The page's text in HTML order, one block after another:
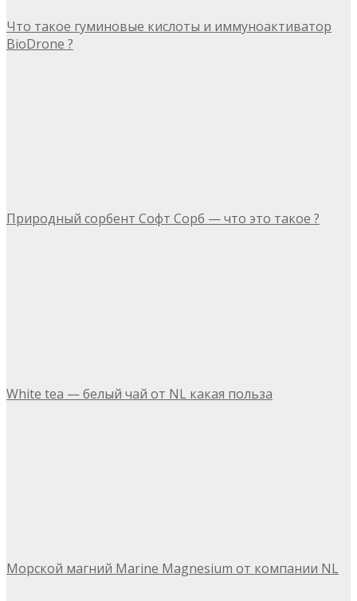
Что такое гуминовые кислоты и иммуноактиватор
BioDrone ?
Природный сорбент Софт Сорб — что это такое ?
White tea — белый чай от NL какая польза
Морской магний Marine Magnesium от компании NL